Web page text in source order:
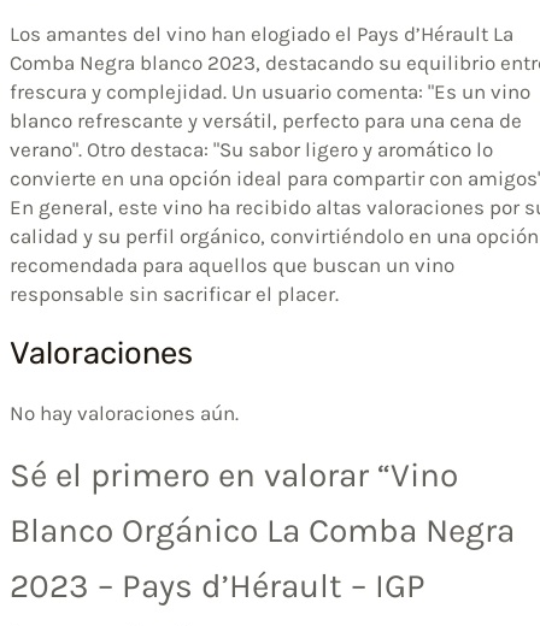
Los amantes del vino han elogiado el Pays d’Hérault La
Comba Negra blanco 2023, destacando su equilibrio
frescura y complejidad. Un usuario comenta: "Es un vino
blanco refrescante y versátil, perfecto para una cena de
verano". Otro destaca: "Su sabor ligero y aromático lo
convierte en una opción ideal para compartir con
En general, este vino ha recibido altas valoraciones por
calidad y su perfil orgánico, convirtiéndolo en una opción
recomendada para aquellos que buscan un vino
responsable sin sacrificar el placer.
Valoraciones
No hay valoraciones aún.
Sé el primero en valorar “Vino
Blanco Orgánico La Comba Negra
2023 – Pays d’Hérault – IGP